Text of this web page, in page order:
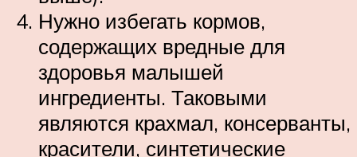
Нужно избегать кормов,
содержащих вредные для
здоровья малышей
ингредиенты. Таковыми
являются крахмал, консерванты,
красители, синтетические